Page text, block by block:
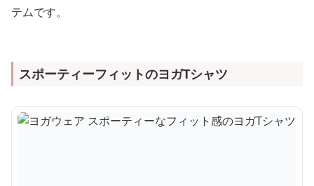
テムです。
スポーティーフィットのヨガTシャツ